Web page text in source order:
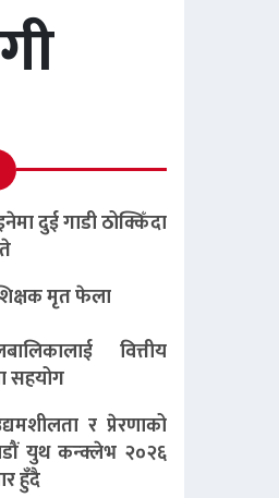
दुई गाडी ठोक्किँदा
मृत फेला
वित्तीय
सहयोग
र प्रेरणाको
युथ कन्क्लेभ २०२६
हुँदै